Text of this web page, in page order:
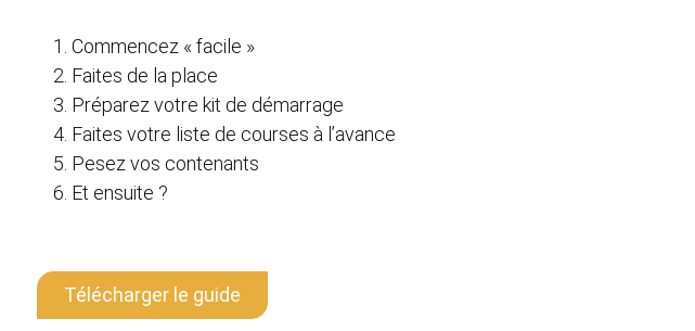
Commencez « facile »
Faites de la place
Préparez votre kit de démarrage
Faites votre liste de courses à l’avance
Pesez vos contenants
Et ensuite ?
Télécharger le guide